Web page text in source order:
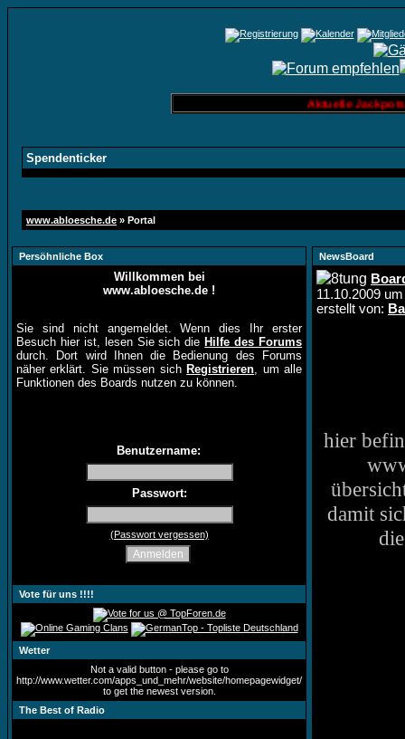
Aktuelle Jackpots:
Spendenticker
www.abloesche.de » Portal
Persöhnliche Box
Willkommen bei
www.abloesche.de !
Sie sind nicht angemeldet. Wenn dies Ihr erster
Besuch hier ist, lesen Sie sich die Hilfe des Forums
durch. Dort wird Ihnen die Bedienung des Forums
näher erklärt. Sie müssen sich Registrieren, um alle
Funktionen des Boards nutzen zu können.
Benutzername:
Passwort:
(Passwort vergessen)
Vote für uns !!!!
Wetter
Not a valid button - please go to
http://www.wetter.com/apps_und_mehr/website/homepagewidget/
to get the newest version.
The Best of Radio
NewsBoard
11.10.2009
erstellt von:
hier
damit